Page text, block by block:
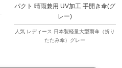
パクト 晴雨兼用 UV加工 手開き傘(グ
レー)
人気 レディース 日本製軽量大型雨傘（折り
たたみ傘）グレー